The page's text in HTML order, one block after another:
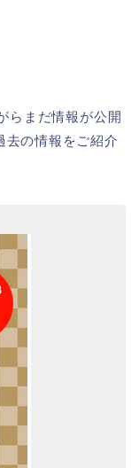
らまだ情報が公開
去の情報をご紹介